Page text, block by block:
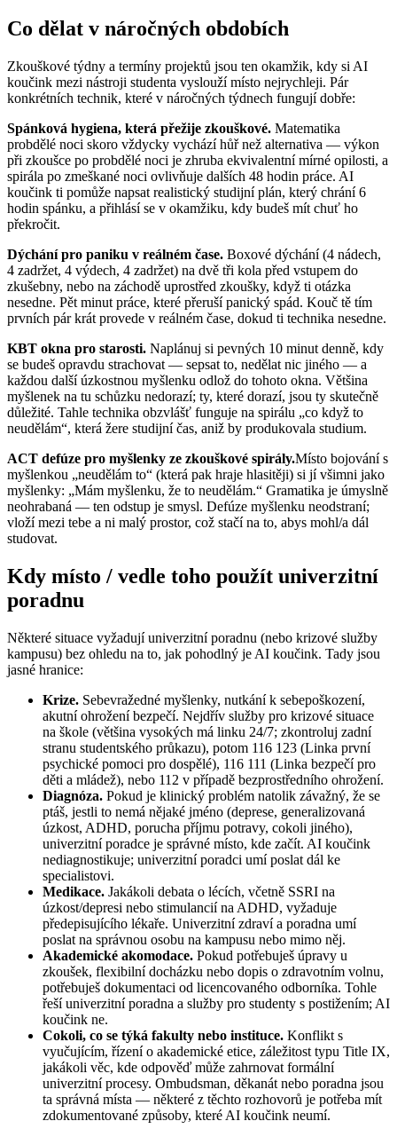
Co dělat v náročných obdobích
Zkouškové týdny a termíny projektů jsou ten okamžik, kdy si AI
koučink mezi nástroji studenta vyslouží místo nejrychleji. Pár
konkrétních technik, které v náročných týdnech fungují dobře:
Spánková hygiena, která přežije zkouškové. Matematika
probdělé noci skoro vždycky vychází hůř než alternativa — výkon
při zkoušce po probdělé noci je zhruba ekvivalentní mírné opilosti, a
spirála po zmeškané noci ovlivňuje dalších 48 hodin práce. AI
koučink ti pomůže napsat realistický studijní plán, který chrání 6
hodin spánku, a přihlásí se v okamžiku, kdy budeš mít chuť ho
překročit.
Dýchání pro paniku v reálném čase. Boxové dýchání (4 nádech,
4 zadržet, 4 výdech, 4 zadržet) na dvě tři kola před vstupem do
zkušebny, nebo na záchodě uprostřed zkoušky, když ti otázka
nesedne. Pět minut práce, které přeruší panický spád. Kouč tě tím
prvních pár krát provede v reálném čase, dokud ti technika nesedne.
KBT okna pro starosti. Naplánuj si pevných 10 minut denně, kdy
se budeš opravdu strachovat — sepsat to, nedělat nic jiného — a
každou další úzkostnou myšlenku odlož do tohoto okna. Většina
myšlenek na tu schůzku nedorazí; ty, které dorazí, jsou ty skutečně
důležité. Tahle technika obzvlášť funguje na spirálu „co když to
neudělám“, která žere studijní čas, aniž by produkovala studium.
ACT defúze pro myšlenky ze zkouškové spirály.Místo bojování s
myšlenkou „neudělám to“ (která pak hraje hlasitěji) si jí všimni jako
myšlenky: „Mám myšlenku, že to neudělám.“ Gramatika je úmyslně
neohrabaná — ten odstup je smysl. Defúze myšlenku neodstraní;
vloží mezi tebe a ni malý prostor, což stačí na to, abys mohl/a dál
studovat.
Kdy místo / vedle toho použít univerzitní
poradnu
Některé situace vyžadují univerzitní poradnu (nebo krizové služby
kampusu) bez ohledu na to, jak pohodlný je AI koučink. Tady jsou
jasné hranice:
Krize. Sebevražedné myšlenky, nutkání k sebepoškození,
akutní ohrožení bezpečí. Nejdřív služby pro krizové situace
na škole (většina vysokých má linku 24/7; zkontroluj zadní
stranu studentského průkazu), potom 116 123 (Linka první
psychické pomoci pro dospělé), 116 111 (Linka bezpečí pro
děti a mládež), nebo 112 v případě bezprostředního ohrožení.
Diagnóza. Pokud je klinický problém natolik závažný, že se
ptáš, jestli to nemá nějaké jméno (deprese, generalizovaná
úzkost, ADHD, porucha příjmu potravy, cokoli jiného),
univerzitní poradce je správné místo, kde začít. AI koučink
nediagnostikuje; univerzitní poradci umí poslat dál ke
specialistovi.
Medikace. Jakákoli debata o lécích, včetně SSRI na
úzkost/depresi nebo stimulancií na ADHD, vyžaduje
předepisujícího lékaře. Univerzitní zdraví a poradna umí
poslat na správnou osobu na kampusu nebo mimo něj.
Akademické akomodace. Pokud potřebuješ úpravy u
zkoušek, flexibilní docházku nebo dopis o zdravotním volnu,
potřebuješ dokumentaci od licencovaného odborníka. Tohle
řeší univerzitní poradna a služby pro studenty s postižením; AI
koučink ne.
Cokoli, co se týká fakulty nebo instituce. Konflikt s
vyučujícím, řízení o akademické etice, záležitost typu Title IX,
jakákoli věc, kde odpověď může zahrnovat formální
univerzitní procesy. Ombudsman, děkanát nebo poradna jsou
ta správná místa — některé z těchto rozhovorů je potřeba mít
zdokumentované způsoby, které AI koučink neumí.